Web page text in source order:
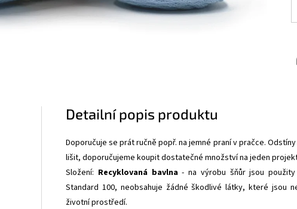
Detailní popis produktu
Doporučuje se prát ručně popř. na jemné praní v pračce.
lišit, doporučujeme koupit dostatečné množství na jeden
Složení: Recyklovaná bavlna- na výrobu šňůr jsou
Standard 100, neobsahuje žádné škodlivé látky, které jsou
životní prostředí.